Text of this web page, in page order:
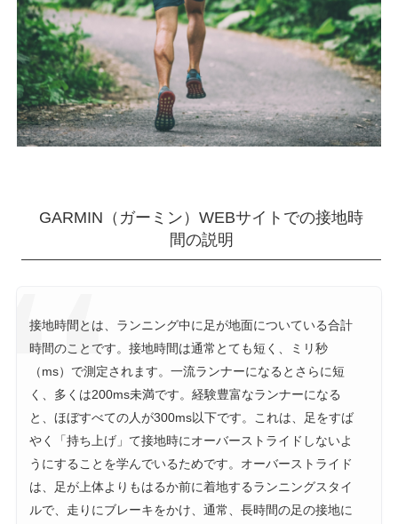
GARMIN（ガーミン）WEBサイトでの接地時
間の説明
接地時間とは、ランニング中に足が地面についている合計
時間のことです。接地時間は通常とても短く、ミリ秒
（ms）で測定されます。一流ランナーになるとさらに短
く、多くは200ms未満です。経験豊富なランナーになる
と、ほぼすべての人が300ms以下です。これは、足をすば
やく「持ち上げ」て接地時にオーバーストライドしないよ
うにすることを学んでいるためです。オーバーストライド
は、足が上体よりもはるか前に着地するランニングスタイ
ルで、走りにブレーキをかけ、通常、長時間の足の接地に